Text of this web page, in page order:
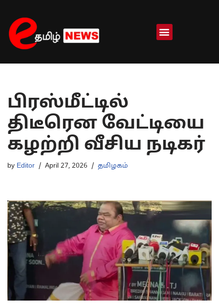
Skip
to
content
பிரஸ்மீட்டில்
திடீரென வேட்டியை
கழற்றி வீசிய நடிகர்
by Editor April 27, 2026 தமிழகம்